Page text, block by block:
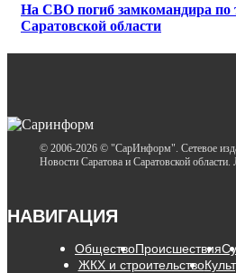
На СВО погиб замкомандира по
Саратовской области
© 2006-2026 © "СарИнформ". Сетевое
Новости Саратова и Саратовской
НАВИГАЦИЯ
ОбществоПроисшествия
ЖКХ и строительство